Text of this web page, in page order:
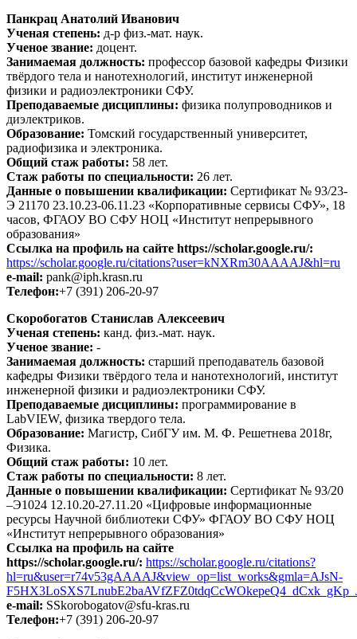
Панкрац Анатолий Иванович
Ученая степень: д-р физ.-мат. наук.
Ученое звание: доцент.
Занимаемая должность: профессор базовой кафедры Физики
твёрдого тела и нанотехнологий, институт инженерной
физики и радиоэлектроники СФУ.
Преподаваемые дисциплины: физика полупроводников и
диэлектриков.
Образование: Томский государственный университет,
радиофизика и электроника.
Общий стаж работы: 58 лет.
Стаж работы по специальности: 26 лет.
Данные о повышении квалификации: Сертификат № 93/23-
Э 21170 23.10.23-06.11.23 «Корпоративные сервисы СФУ», 18
часов, ФГАОУ ВО СФУ НОЦ «Институт непрерывного
образования»
Ссылка на профиль на сайте https://scholar.google.ru/:
https://scholar.google.ru/citations?user=kNXRm30AAAAJ&hl=ru
e-mail: pank@iph.krasn.ru
Телефон:+7 (391) 206-20-97
Скоробогатов Станислав Алексеевич
Ученая степень: канд. физ.-мат. наук.
Ученое звание: -
Занимаемая должность: старший преподаватель базовой
кафедры Физики твёрдого тела и нанотехнологий, институт
инженерной физики и радиоэлектроники СФУ.
Преподаваемые дисциплины: программирование в
LabVIEW, физика твердого тела.
Образование: Магистр, СибГУ им. М. Ф. Решетнева 2018г,
Физика.
Общий стаж работы: 10 лет.
Стаж работы по специальности: 8 лет.
Данные о повышении квалификации: Сертификат № 93/20
–Э1024 12.10.20-27.11.20 «Цифровые информационные
ресурсы Научной библиотеки СФУ» ФГАОУ ВО СФУ НОЦ
«Институт непрерывного образования»
Ссылка на профиль на сайте
https://scholar.google.ru/: https://scholar.google.ru/citations?
hl=ru&user=r74v53gAAAAJ&view_op=list_works&gmla=AJsN-
e-mail: SSkorobogatov@sfu-kras.ru
Телефон:+7 (391) 206-20-97